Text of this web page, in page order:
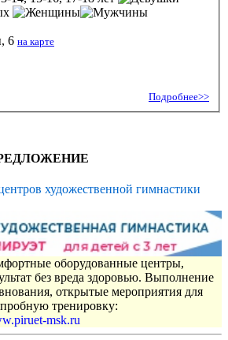
6 на карте
Подробнее>>
художественной гимнастики
оборудованные центры,
без вреда здоровью. Выполнение
открытые мероприятия для
тренировку:
msk.ru